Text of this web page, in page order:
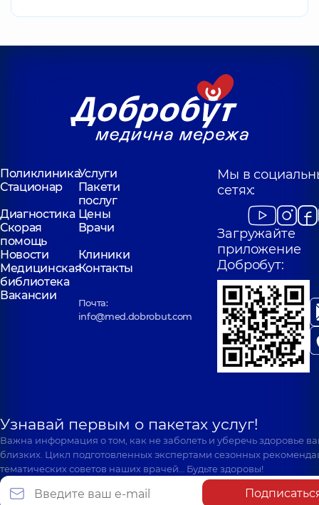
ПоликлиникаУслуги
Стационар
Пакети
послуг
Диагностика Цены
Скорая
помощь
Врачи
Новости
Клиники
Медицинская
библиотека
Контакты
Вакансии
Почта:
info@med.dobrobut.com
Мы в
сетях:
Загружайте
приложение
Добробут:
Узнавай первым о пакетах услуг!
Важна информация о том, как не заболеть и уберечь здоровье
близких. Цикл подготовленных экспертами сезонных
тематических советов наших врачей… Будьте здоровы!